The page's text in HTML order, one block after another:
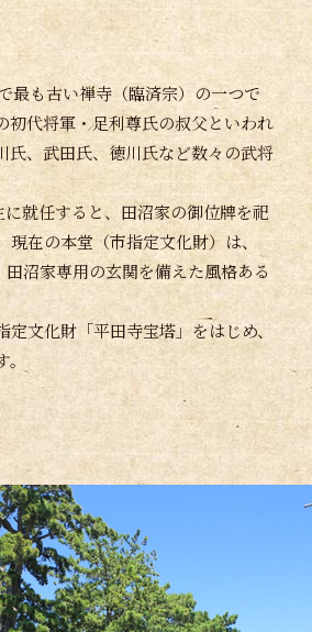
最も古い禅寺（臨済宗）の一つで
初代将軍・足利尊氏の叔父といわれ
氏、武田氏、徳川氏など数々の武将
就任すると、田沼家の御位牌を祀
現在の本堂（市指定文化財）は、
沼家専用の玄関を備えた風格ある
文化財「平田寺宝塔」をはじめ、
。